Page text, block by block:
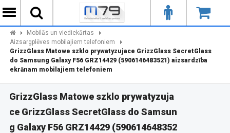
Mobilās un viediekārtas
Aizsargplēves mobilajiem telefoniem
GrizzGlass Matowe szklo prywatyzujace GrizzGlass SecretGlass
do Samsung Galaxy F56 GRZ14429 (5906146483521) aizsardzība
ekrānam mobilajiem telefoniem
GrizzGlass Matowe szklo prywatyzuja
ce GrizzGlass SecretGlass do Samsun
g Galaxy F56 GRZ14429 (590614648352